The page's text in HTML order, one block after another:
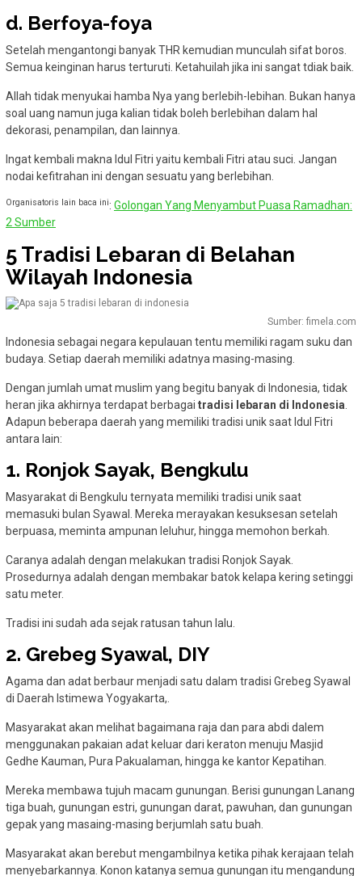
d. Berfoya-foya
Setelah mengantongi banyak THR kemudian munculah sifat boros.
Semua keinginan harus terturuti. Ketahuilah jika ini sangat tdiak baik.
Allah tidak menyukai hamba Nya yang berlebih-lebihan. Bukan hanya
soal uang namun juga kalian tidak boleh berlebihan dalam hal
dekorasi, penampilan, dan lainnya.
Ingat kembali makna Idul Fitri yaitu kembali Fitri atau suci. Jangan
nodai kefitrahan ini dengan sesuatu yang berlebihan.
Organisatoris lain baca ini: Golongan Yang Menyambut Puasa Ramadhan:
2 Sumber
5 Tradisi Lebaran di Belahan
Wilayah Indonesia
Sumber: fimela.com
Indonesia sebagai negara kepulauan tentu memiliki ragam suku dan
budaya. Setiap daerah memiliki adatnya masing-masing.
Dengan jumlah umat muslim yang begitu banyak di Indonesia, tidak
heran jika akhirnya terdapat berbagai tradisi lebaran di Indonesia.
Adapun beberapa daerah yang memiliki tradisi unik saat Idul Fitri
antara lain:
1. Ronjok Sayak, Bengkulu
Masyarakat di Bengkulu ternyata memiliki tradisi unik saat
memasuki bulan Syawal. Mereka merayakan kesuksesan setelah
berpuasa, meminta ampunan leluhur, hingga memohon berkah.
Caranya adalah dengan melakukan tradisi Ronjok Sayak.
Prosedurnya adalah dengan membakar batok kelapa kering setinggi
satu meter.
Tradisi ini sudah ada sejak ratusan tahun lalu.
2. Grebeg Syawal, DIY
Agama dan adat berbaur menjadi satu dalam tradisi Grebeg Syawal
di Daerah Istimewa Yogyakarta,.
Masyarakat akan melihat bagaimana raja dan para abdi dalem
menggunakan pakaian adat keluar dari keraton menuju Masjid
Gedhe Kauman, Pura Pakualaman, hingga ke kantor Kepatihan.
Mereka membawa tujuh macam gunungan. Berisi gunungan Lanang
tiga buah, gunungan estri, gunungan darat, pawuhan, dan gunungan
gepak yang masaing-masing berjumlah satu buah.
Masyarakat akan berebut mengambilnya ketika pihak kerajaan telah
menyebarkannya. Konon katanya semua gunungan itu mengandung